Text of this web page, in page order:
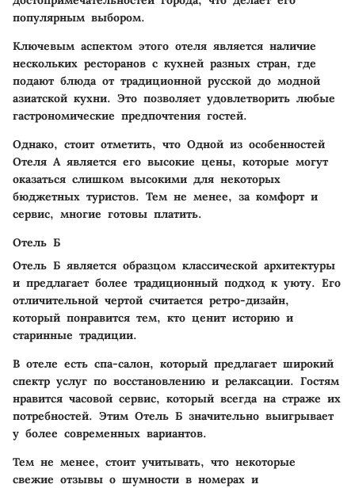
популярным выбором.
Ключевым аспектом этого отеля является наличие
нескольких ресторанов с кухней разных стран, где
подают блюда от традиционной русской до модной
азиатской кухни. Это позволяет удовлетворить любые
гастрономические предпочтения гостей.
Однако, стоит отметить, что Одной из особенностей
Отеля А является его высокие цены, которые могут
оказаться слишком высокими для некоторых
бюджетных туристов. Тем не менее, за комфорт и
сервис, многие готовы платить.
Отель Б
Отель Б является образцом классической архитектуры
и предлагает более традиционный подход к уюту. Его
отличительной чертой считается ретро-дизайн,
который понравится тем, кто ценит историю и
старинные традиции.
В отеле есть спа-салон, который предлагает широкий
спектр услуг по восстановлению и релаксации. Гостям
нравится часовой сервис, который всегда на страже их
потребностей. Этим Отель Б значительно выигрывает
у более современных вариантов.
Тем не менее, стоит учитывать, что некоторые
свежие отзывы о шумности в номерах и